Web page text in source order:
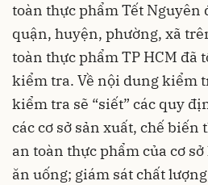
toàn thực phẩm Tết Nguyên
quận, huyện, phường, xã
toàn thực phẩm TP HCM đã
kiểm tra. Về nội dung kiểm
kiểm tra sẽ “siết” các quy
các cơ sở sản xuất, chế
an toàn thực phẩm của cơ
ăn uống; giám sát chất